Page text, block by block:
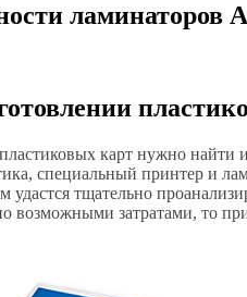
ламинаторов
карт нужно найти
специальный принтер и
тщательно
возможными затратами, то